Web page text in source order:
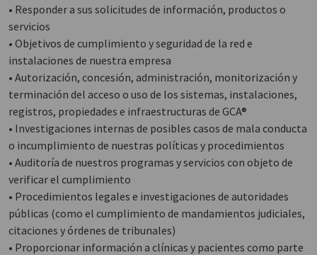
• Responder a sus solicitudes de información, productos o
servicios
• Objetivos de cumplimiento y seguridad de la red e
instalaciones de nuestra empresa
• Autorización, concesión, administración, monitorización y
terminación del acceso o uso de los sistemas, instalaciones,
registros, propiedades e infraestructuras de GCA®
• Investigaciones internas de posibles casos de mala conducta
o incumplimiento de nuestras políticas y procedimientos
• Auditoría de nuestros programas y servicios con objeto de
verificar el cumplimiento
• Procedimientos legales e investigaciones de autoridades
públicas (como el cumplimiento de mandamientos judiciales,
citaciones y órdenes de tribunales)
• Proporcionar información a clínicas y pacientes como parte